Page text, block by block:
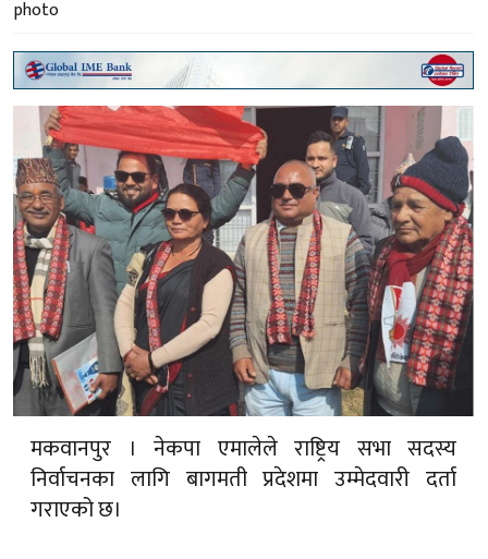
मकवानपुर । नेकपा एमालेले राष्ट्रिय सभा सदस्य
निर्वाचनका लागि बागमती प्रदेशमा उम्मेदवारी दर्ता
गराएको छ।